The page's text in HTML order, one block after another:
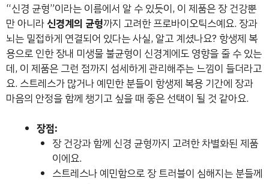
“신경 균형”이라는 이름에서 알 수 있듯이, 이 제품은 장 건강뿐
만 아니라신경계의 균형까지 고려한 프로바이오틱스예요. 장과
뇌는 밀접하게 연결되어 있다는 사실, 알고 계셨나요? 항생제 복
용으로 인한 장내 미생물 불균형이 신경계에도 영향을 줄 수 있는
데, 이 제품은 그런 점까지 섬세하게 관리해주는 느낌이 들더라고
요. 스트레스가 많거나 예민한 분들이 항생제 복용 기간에 장과
마음의 안정을 함께 챙기고 싶을 때 좋은 선택이 될 것 같아요.
장점:
장 건강과 함께 신경 균형까지 고려한 차별화된 제품
이에요.
스트레스나 예민함으로 장 트러블이 심해지는 분들께